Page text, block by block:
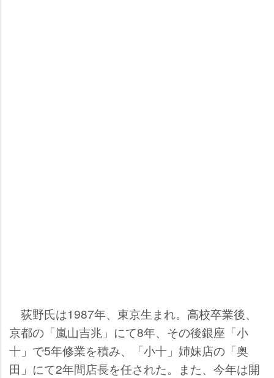
荻野氏は1987年、東京生まれ。高校卒業後、
京都の「嵐山吉兆」にて8年、その後銀座「小
十」で5年修業を積み、「小十」姉妹店の「奥
田」にて2年間店長を任された。また、今年は開